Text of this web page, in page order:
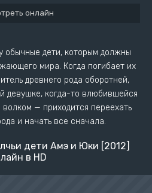
онлайн
обычные дети, которым должны
мира. Когда погибает их
древнего рода оборотней,
девушке, когда-то влюбившейся
— приходится переехать
и начать все сначала.
дети Амэ и Юки [2012]
в HD